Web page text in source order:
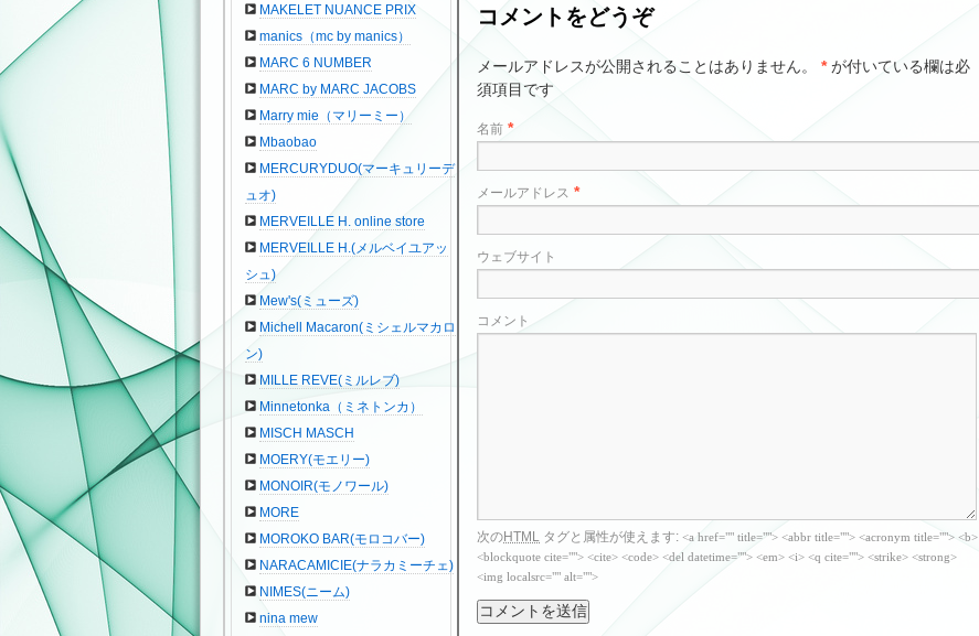
コメントをどうぞ
メールアドレスが公開されることはありません。 *が付いている欄は必
須項目です
名前 *
メールアドレス *
ウェブサイト
コメント
次のHTML タグと属性が使えます: <a href="" title=""> <abbr title=""> <acronym title=""> <b>
<blockquote cite=""> <cite> <code> <del datetime=""> <em> <i> <q cite=""> <strike> <strong>
<img localsrc="" alt="">
MAKELET NUANCE PRIX
manics（mc by manics）
MARC 6 NUMBER
MARC by MARC JACOBS
Marry mie（マリーミー）
Mbaobao
MERCURYDUO(マーキュリーデ
ュオ)
MERVEILLE H. online store
MERVEILLE H.(メルベイユアッ
シュ)
Mew's(ミューズ)
Michell Macaron(ミシェルマカロ
ン)
MILLE REVE(ミルレブ)
Minnetonka（ミネトンカ）
MISCH MASCH
MOERY(モエリー)
MONOIR(モノワール)
MORE
MOROKO BAR(モロコバー)
NARACAMICIE(ナラカミーチェ)
NIMES(ニーム)
nina mew